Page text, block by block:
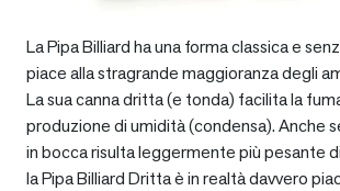
La Pipa Billiard ha una forma classica e
piace alla stragrande maggioranza degli
La sua canna dritta (e tonda) facilita la
produzione di umidità (condensa). Anche
in bocca risulta leggermente più pesante
la Pipa Billiard Dritta è in realtà davvero